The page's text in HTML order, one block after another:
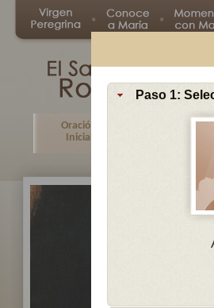
Paso 1:
Oración
Inicial